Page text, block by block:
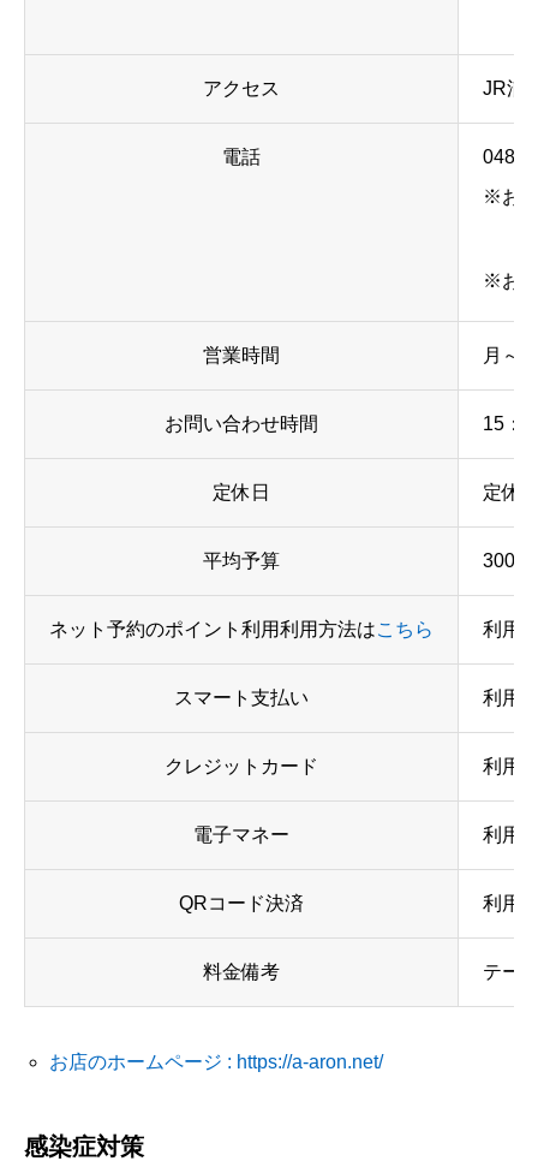
アクセス JR浦
電話
048-
※お
※お
営業時間 月～
お問い合わせ時間 15：
定休日 定休
平均予算 3000
ネット予約のポイント利用利用方法はこちら 利用
スマート支払い 利用
クレジットカード 利用
電子マネー 利用
QRコード決済 利用
料金備考 テー
お店のホームページ : https://a-aron.net/
感染症対策